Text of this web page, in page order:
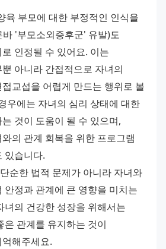
육 부모에 대한 부정적인 인식을
'부모소외증후군' 유발)도
인정될 수 있어요. 이는
아니라 간접적으로 자녀의
교섭을 어렵게 만드는 행위로 볼
우에는 자녀의 심리 상태에 대한
것이 도움이 될 수 있으며,
의 관계 회복을 위한 프로그램
있습니다.
순한 법적 문제가 아니라 자녀와
안정과 관계에 큰 영향을 미치는
녀의 건강한 성장을 위해서는
은 관계를 유지하는 것이
해주세요.